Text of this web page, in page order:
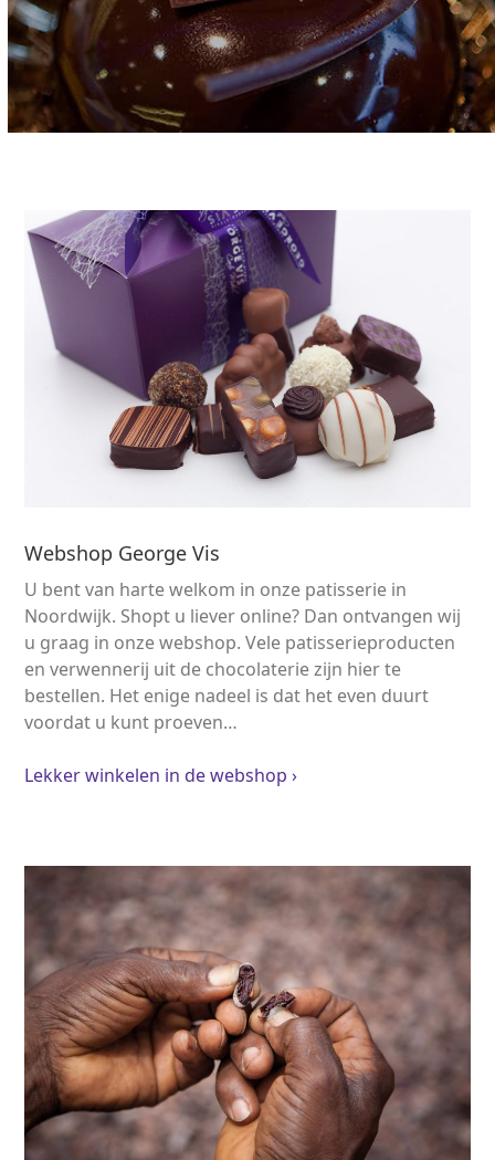
Webshop George Vis
U bent van harte welkom in onze patisserie in
Noordwijk. Shopt u liever online? Dan ontvangen wij
u graag in onze webshop. Vele patisserieproducten
en verwennerij uit de chocolaterie zijn hier te
bestellen. Het enige nadeel is dat het even duurt
voordat u kunt proeven…
Lekker winkelen in de webshop ›